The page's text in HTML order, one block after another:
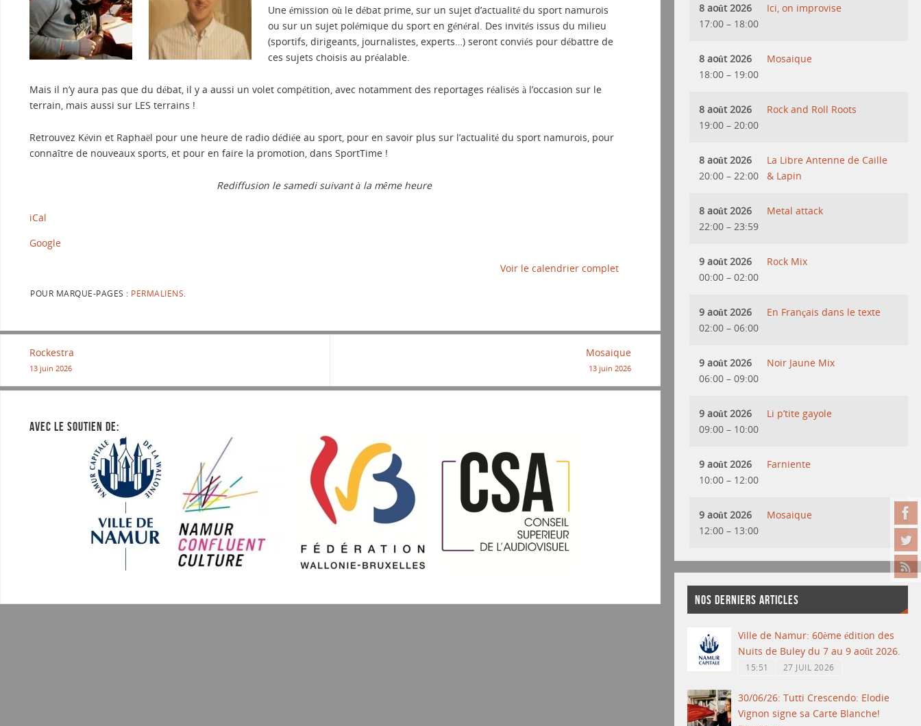
Une émission où le débat prime, sur un sujet d’actualité du sport namurois
ou sur un sujet polémique du sport en général. Des invités issus du milieu
(sportifs, dirigeants, journalistes, experts…) seront conviés pour débattre de
ces sujets choisis au préalable.
Mais il n’y aura pas que du débat, il y a aussi un volet compétition, avec notamment des reportages réalisés à l’occasion sur le
terrain, mais aussi sur LES terrains !
Retrouvez Kévin et Raphaël pour une heure de radio dédiée au sport, pour en savoir plus sur l’actualité du sport namurois, pour
connaître de nouveaux sports, et pour en faire la promotion, dans SportTime !
Rediffusion le samedi suivant à la même heure
iCal
Google
Voir le calendrier complet
POUR MARQUE-PAGES : PERMALIENS
Rockestra
13 juin 2026
Mosaique
13 juin 2026
AVEC LE SOUTIEN DE:
8 août 2026
17:00 – 18:00
Ici, on improvise
8 août 2026
18:00 – 19:00
Mosaique
8 août 2026
19:00 – 20:00
Rock and Roll Roots
8 août 2026
20:00 – 22:00
La Libre Antenne de Caille
& Lapin
8 août 2026
22:00 – 23:59
Metal attack
9 août 2026
00:00 – 02:00
Rock Mix
9 août 2026
02:00 – 06:00
En Français dans le texte
9 août 2026
06:00 – 09:00
Noir Jaune Mix
9 août 2026
09:00 – 10:00
Li p’tite gayole
9 août 2026
10:00 – 12:00
Farniente
9 août 2026
12:00 – 13:00
Mosaique
NOS DERNIERS ARTICLES
Ville de Namur: 60ème édition des
Nuits de Buley du 7 au 9 août 2026.
15:51 27 JUIL 2026
30/06/26: Tutti Crescendo: Elodie
Vignon signe sa Carte Blanche!